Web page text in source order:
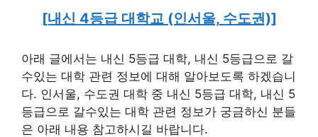
[내신 4등급 대학교 (인서울, 수도권)]
아래 글에서는 내신 5등급 대학, 내신 5등급으로 갈
수있는 대학 관련 정보에 대해 알아보도록 하겠습니
다. 인서울, 수도권 대학 중 내신 5등급 대학, 내신 5
등급으로 갈수있는 대학 관련 정보가 궁금하신 분들
은 아래 내용 참고하시길 바랍니다.